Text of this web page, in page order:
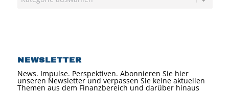
NEWSLETTER
News. Impulse. Perspektiven. Abonnieren Sie hier
unseren Newsletter und verpassen Sie keine aktuellen
Themen aus dem Finanzbereich und darüber hinaus